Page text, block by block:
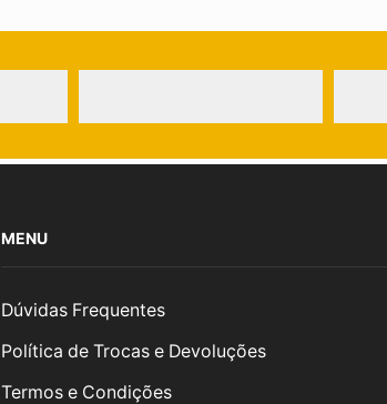
MENU
Dúvidas Frequentes
Política de Trocas e Devoluções
Termos e Condições